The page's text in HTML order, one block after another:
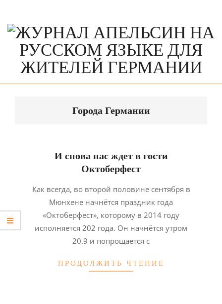
content
Города Германии
И снова нас ждет в гости
Октоберфест
08-
Как всегда, во второй половине сентября в
Мюнхене начнётся праздник года
«Октоберфест», которому в 2014 году
исполняется 202 года. Он начнётся утром
20.9 и попрощается с
ПРОДОЛЖИТЬ ЧТЕНИЕ